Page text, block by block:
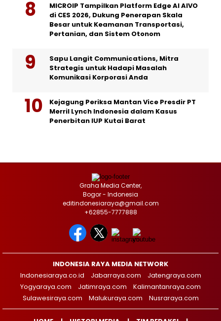
MICROIP Tampilkan Platform Edge AI AIVO
di CES 2026, Dukung Penerapan Skala
Besar untuk Keamanan Transportasi,
Pertanian, dan Sistem Otonom
Sapu Langit Communications, Mitra
Strategis untuk Hadapi Masalah
Komunikasi Korporasi Anda
Kejagung Periksa Mantan Vice Presdir PT
Merril Lynch Indonesia dalam Kasus
Penerbitan IUP Kutai Barat
Graha Media Center,
Bogor - Indonesia
editindonesiaraya@gmail.com
+62855-7777888
INDONESIA RAYA MEDIA NETWORK
Indonesiaraya.co.id
Jabarraya.com
Jatengraya.com
Yogyaraya.com
Jatimraya.com
Kalimantanraya.com
Sulawesiraya.com
Malukuraya.com Nusraraya.com